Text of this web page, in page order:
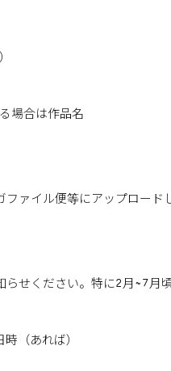
場合は作品名
ファイル便等にアップロード
らせください。特に2月~7月
（あれば）